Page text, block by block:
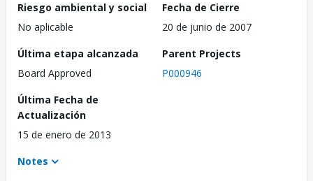
Riesgo ambiental y social
No aplicable
Fecha de Cierre
20 de junio de 2007
Última etapa alcanzada
Board Approved
Parent Projects
P000946
Última Fecha de
Actualización
15 de enero de 2013
Notes